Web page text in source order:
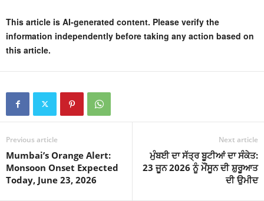
This article is AI-generated content. Please verify the
information independently before taking any action based on
this article.
Previous article
Mumbai’s Orange Alert:
Monsoon Onset Expected
Today, June 23, 2026
Next article
ਮੁੰਬਈ ਦਾ ਸੱਤ੍ਰ ਬੂਟੀਆਂ ਦਾ ਸੰਕੇਤ:
23 ਜੂਨ 2026 ਨੂੰ ਮੌਂਸੂਨ ਦੀ ਸ਼ੁਰੂਆਤ
ਦੀ ਉਮੀਦ